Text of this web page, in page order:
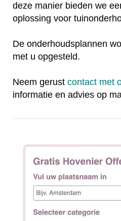
deze manier bieden we
oplossing voor
De onderhoudsplannen
met u opgesteld.
Neem gerust contact met
informatie en advies op